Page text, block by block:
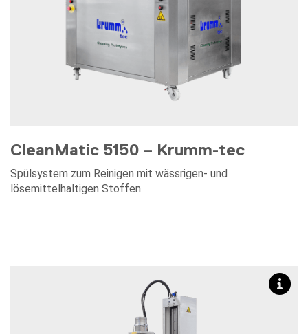
CleanMatic 5150 – Krumm-tec
Spülsystem zum Reinigen mit wässrigen- und
lösemittelhaltigen Stoffen